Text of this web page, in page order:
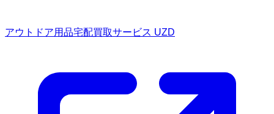
アウトドア用品宅配買取サービス UZD